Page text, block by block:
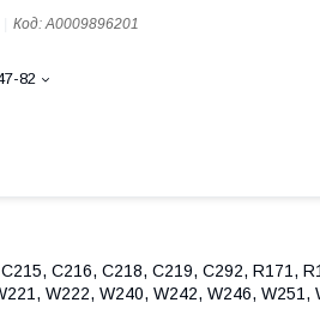
Код:A0009896201
82
C216, C218, C219, C292, R171,
W222, W240, W242, W246, W251,